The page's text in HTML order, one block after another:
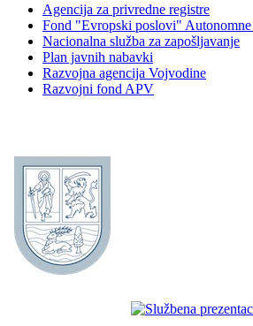
Agencija za privredne registre
Fond "Evropski poslovi"
Nacionalna služba za zapošljavanje
Plan javnih nabavki
Razvojna agencija Vojvodine
Razvojni fond APV